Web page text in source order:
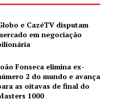
e CazéTV disputam
em negociação
Fonseca elimina ex-
2 do mundo e avança
as oitavas de final do
1000